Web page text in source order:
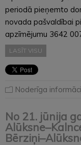
periodā pieņemto
novada pašvaldībai
apzīmējumu 3642
LASĪT VISU
Noderīga
No 21. jūnija